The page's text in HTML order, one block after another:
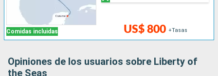
Comidas incluidas US$ 800 +Tasas
Opiniones de los usuarios sobre Liberty of
the Seas